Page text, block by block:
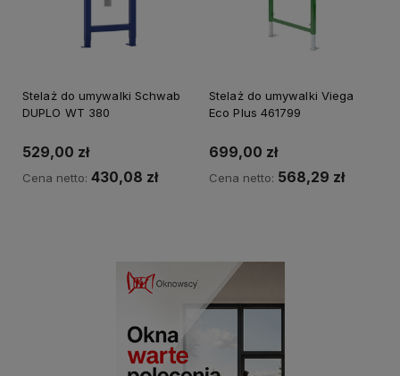
Stelaż do umywalki Schwab
DUPLO WT 380
529,00 zł
Cena netto: 430,08 zł
Stelaż do umywalki Viega
Eco Plus 461799
699,00 zł
Cena netto: 568,29 zł